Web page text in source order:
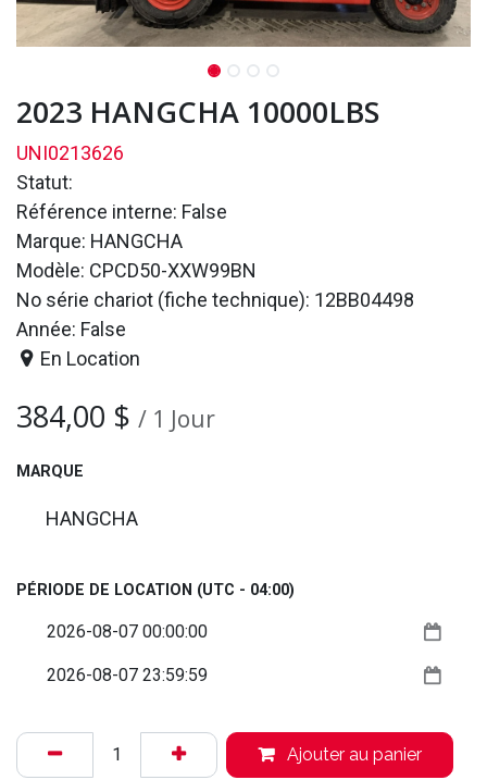
2023 HANGCHA 10000LBS
UNI0213626
Statut:
Référence interne: False
Marque: HANGCHA
Modèle: CPCD50-XXW99BN
No série chariot (fiche technique): 12BB04498
Année: False
En Location
384,00 $ / 1 Jour
MARQUE
HANGCHA
PÉRIODE DE LOCATION (UTC - 04:00)
Ajouter au panier